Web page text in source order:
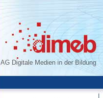
AG Digitale Medien in der Bildung